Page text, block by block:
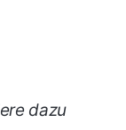
dazu